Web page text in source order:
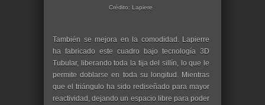
Crédito: Lapiere
También se mejora en la comodidad. Lapierre
ha fabricado este cuadro bajo tecnología 3D
Tubular, liberando toda la tija del sillín, lo que le
permite doblarse en toda su longitud. Mientras
que el triángulo ha sido rediseñado para mayor
reactividad, dejando un espacio libre para poder